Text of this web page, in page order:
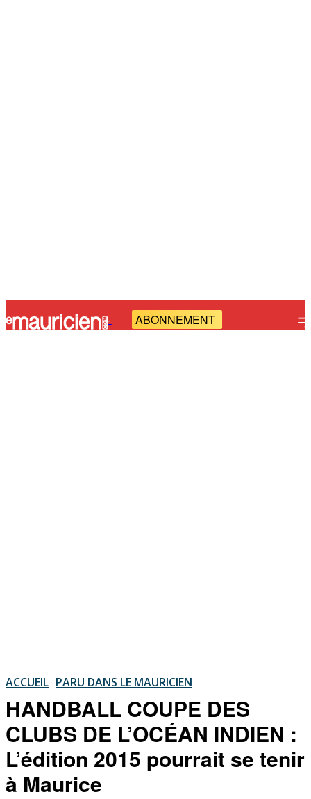
- ABONNEMENT
ACCUEIL PARU DANS LE MAURICIEN
HANDBALL COUPE DES
CLUBS DE L’OCÉAN INDIEN :
L’édition 2015 pourrait se tenir
à Maurice